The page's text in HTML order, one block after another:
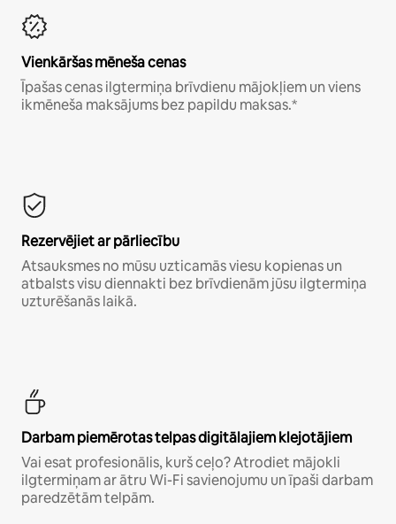
Vienkāršas mēneša cenas
Īpašas cenas ilgtermiņa brīvdienu mājokļiem un viens
ikmēneša maksājums bez papildu maksas.*
Rezervējiet ar pārliecību
Atsauksmes no mūsu uzticamās viesu kopienas un
atbalsts visu diennakti bez brīvdienām jūsu ilgtermiņa
uzturēšanās laikā.
Darbam piemērotas telpas digitālajiem klejotājiem
Vai esat profesionālis, kurš ceļo? Atrodiet mājokli
ilgtermiņam ar ātru Wi-Fi savienojumu un īpaši darbam
paredzētām telpām.